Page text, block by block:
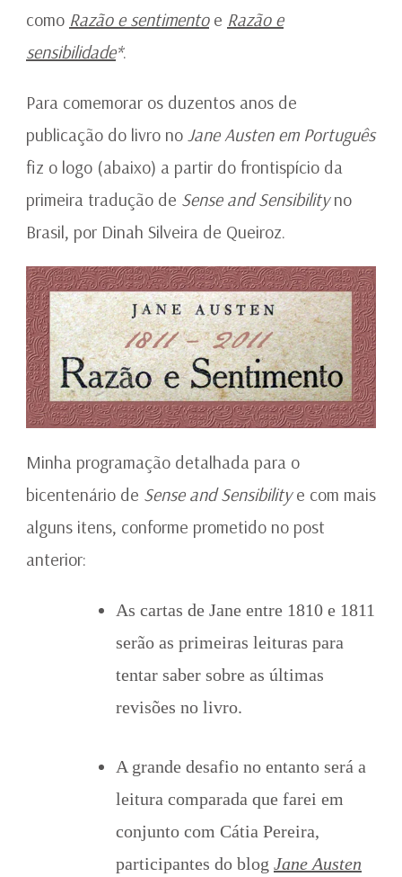
como Razão e sentimentoe Razão e
sensibilidade*.
Para comemorar os duzentos anos de
publicação do livro no Jane Austen em Português
fiz o logo (abaixo) a partir do frontispício da
primeira tradução de Sense and Sensibilityno
Brasil, por Dinah Silveira de Queiroz.
Minha programação detalhada para o
bicentenário de Sense and Sensibilitye com mais
alguns itens, conforme prometido no post
anterior:
As cartas de Jane entre 1810 e 1811
serão as primeiras leituras para
tentar saber sobre as últimas
revisões no livro.
A grande desafio no entanto será a
leitura comparada que farei em
conjunto com Cátia Pereira,
participantes do blog Jane Austen